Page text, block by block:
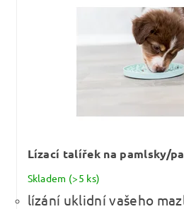
Lízací talířek na pamlsky/
Skladem (>5 ks)
lízání uklidní vašeho